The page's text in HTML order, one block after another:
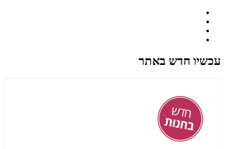
עכשיו חדש באתר